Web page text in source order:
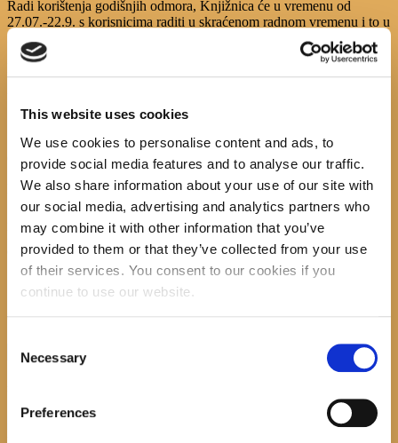
This website uses cookies
We use cookies to personalise content and ads, to
provide social media features and to analyse our traffic.
We also share information about your use of our site with
our social media, advertising and analytics partners who
may combine it with other information that you’ve
provided to them or that they’ve collected from your use
of their services. You consent to our cookies if you
continue to use our website.
Selection
Necessary
Preferences
Radi korištenja godišnjih odmora, Knjižnica će u vremenu od
27.07.-22.9. s korisnicima raditi u skraćenom radnom vremenu i to u
rasporedu:
Pon. 08.oo-14.00h
Čet. 08.00-20.00h
Pet. 08.00-12.00h
Za sve dodatne informacije javite se na tel. 021 697 366, FB
knjižnice ili em adresu:
opcinska.knjiznica.hrvatska.sloga.gradac@st.t-com.hr
Search